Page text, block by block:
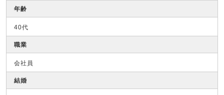
年齢
40代
職業
会社員
結婚